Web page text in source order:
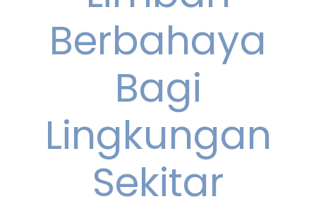
Berbahaya
Bagi
Lingkungan
Sekitar